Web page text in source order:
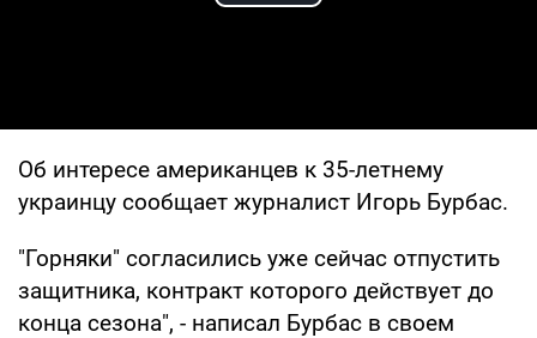
Об интересе американцев к 35-летнему
украинцу сообщает журналист Игорь Бурбас.
"Горняки" согласились уже сейчас отпустить
защитника, контракт которого действует до
конца сезона", - написал Бурбас в своем